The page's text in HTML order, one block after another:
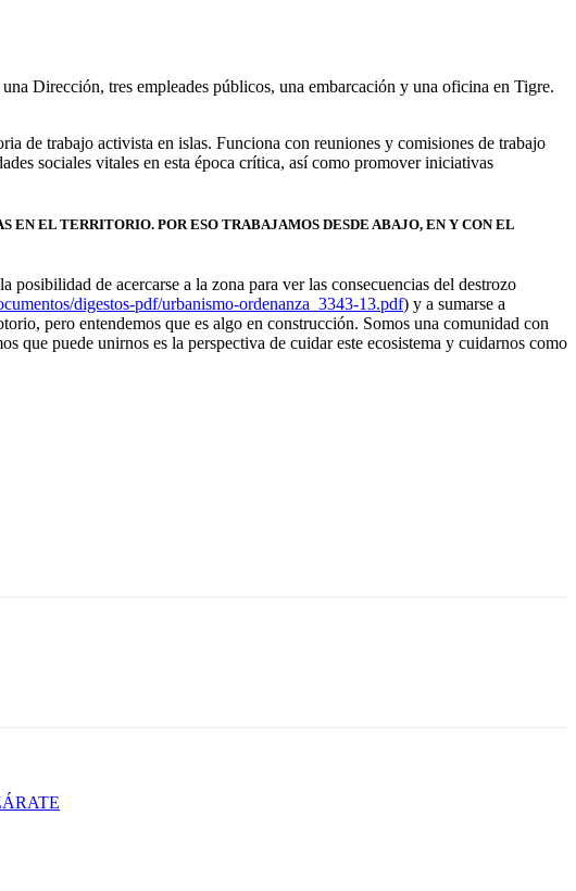
Dirección, tres empleades públicos, una embarcación y una oficina en Tigre.
de trabajo activista en islas. Funciona con reuniones y comisiones de trabajo
sociales vitales en esta época crítica, así como promover iniciativas
EL TERRITORIO. POR ESO TRABAJAMOS DESDE ABAJO, EN Y CON EL
de acercarse a la zona para ver las consecuencias del destrozo
digestos-pdf/urbanismo-ordenanza_3343-13.pdf) y a sumarse a
pero entendemos que es algo en construcción. Somos una comunidad con
que puede unirnos es la perspectiva de cuidar este ecosistema y cuidarnos como